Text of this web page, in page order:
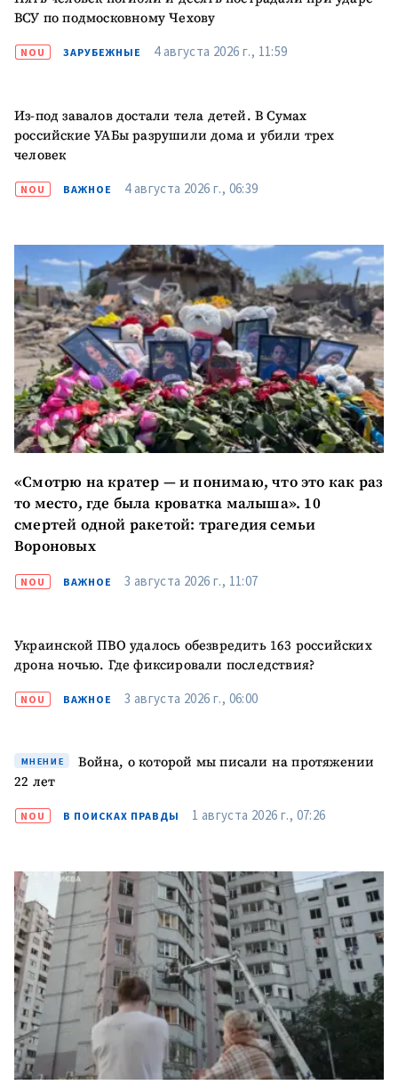
ВСУ по подмосковному Чехову
NOU ЗАРУБЕЖНЫЕ 4 августа 2026 г., 11:59
Из-под завалов достали тела детей. В Сумах
российские УАБы разрушили дома и убили трех
человек
NOU ВАЖНОЕ 4 августа 2026 г., 06:39
«Смотрю на кратер — и понимаю, что это как раз
то место, где была кроватка малыша». 10
смертей одной ракетой: трагедия семьи
Вороновых
NOU ВАЖНОЕ 3 августа 2026 г., 11:07
Украинской ПВО удалось обезвредить 163 российских
дрона ночью. Где фиксировали последствия?
NOU ВАЖНОЕ 3 августа 2026 г., 06:00
МНЕНИЕ
Война, о которой мы писали на протяжении
22 лет
NOU В ПОИСКАХ ПРАВДЫ 1 августа 2026 г., 07:26